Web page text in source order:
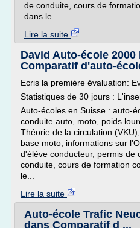
de conduite, cours de
dans le...
Lire la suite
David Auto-école
Comparatif d'auto-
Ecris la première évaluation:
Statistiques de 30 jours :
Auto-écoles en Suisse : auto-
conduite auto, moto, poids
Théorie de la circulation
base moto, informations sur
d'élève conducteur, permis de
conduite, cours de formation
le...
Lire la suite
Auto-école Trafic
dans Comparatif d ...